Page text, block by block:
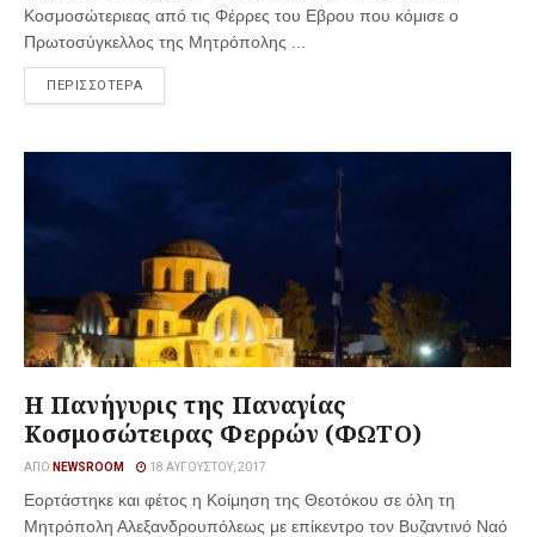
Κοσμοσώτεριεας από τις Φέρρες του Εβρου που κόμισε ο
Πρωτοσύγκελλος της Μητρόπολης ...
ΠΕΡΙΣΣΟΤΕΡΑ
Η Πανήγυρις της Παναγίας
Κοσμοσώτειρας Φερρών (ΦΩΤΟ)
ΑΠΌ NEWSROOM 18 ΑΥΓΟΎΣΤΟΥ, 2017
Εορτάστηκε και φέτος η Κοίμηση της Θεοτόκου σε όλη τη
Μητρόπολη Αλεξανδρουπόλεως με επίκεντρο τον Βυζαντινό Ναό